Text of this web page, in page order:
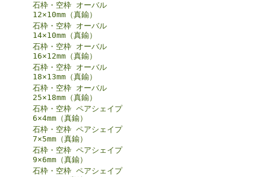
石枠・空枠 オーバル
12×10mm（真鍮）
石枠・空枠 オーバル
14×10mm（真鍮）
石枠・空枠 オーバル
16×12mm（真鍮）
石枠・空枠 オーバル
18×13mm（真鍮）
石枠・空枠 オーバル
25×18mm（真鍮）
石枠・空枠 ペアシェイプ
6×4mm（真鍮）
石枠・空枠 ペアシェイプ
7×5mm（真鍮）
石枠・空枠 ペアシェイプ
9×6mm（真鍮）
石枠・空枠 ペアシェイプ